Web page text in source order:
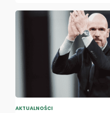
AKTUALNOŚCI